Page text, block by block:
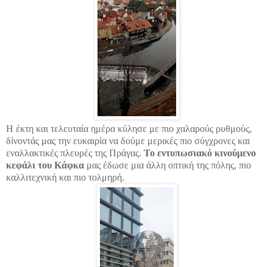
Η έκτη και τελευταία ημέρα κύλησε με πιο χαλαρούς ρυθμούς,
δίνοντάς μας την ευκαιρία να δούμε μερικές πιο σύγχρονες και
εναλλακτικές πλευρές της Πράγας. Το εντυπωσιακό κινούμενο
κεφάλι του Κάφκα μας έδωσε μια άλλη οπτική της πόλης, πιο
καλλιτεχνική και πιο τολμηρή.